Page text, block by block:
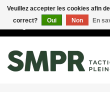
Veuillez accepter les cookies afin
correct?
Oui Non En